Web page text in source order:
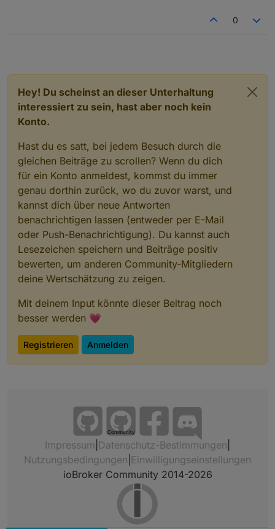
0
Hey! Du scheinst an dieser Unterhaltung
interessiert zu sein, hast aber noch kein
Konto.
Hast du es satt, bei jedem Besuch durch die
gleichen Beiträge zu scrollen? Wenn du dich
für ein Konto anmeldest, kommst du immer
genau dorthin zurück, wo du zuvor warst, und
kannst dich über neue Antworten
benachrichtigen lassen (entweder per E-Mail
oder Push-Benachrichtigung). Du kannst auch
Lesezeichen speichern und Beiträge positiv
bewerten, um anderen Community-Mitgliedern
deine Wertschätzung zu zeigen.
Mit deinem Input könnte dieser Beitrag noch
besser werden 💗
Registrieren Anmelden
Community
Impressum Datenschutz-Bestimmungen
Nutzungsbedingungen Einwilligungseinstellungen
ioBroker Community 2014-2026